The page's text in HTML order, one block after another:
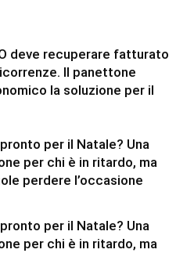
deve recuperare fatturato
Il panettone
la soluzione per il
per il Natale? Una
per chi è in ritardo, ma
perdere l’occasione
per il Natale? Una
per chi è in ritardo, ma